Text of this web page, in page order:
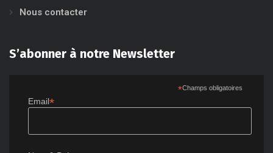
Nous contacter
S’abonner à notre Newsletter
*Champs obligatoires
Email*